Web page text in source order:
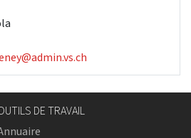
DE TRAVAIL